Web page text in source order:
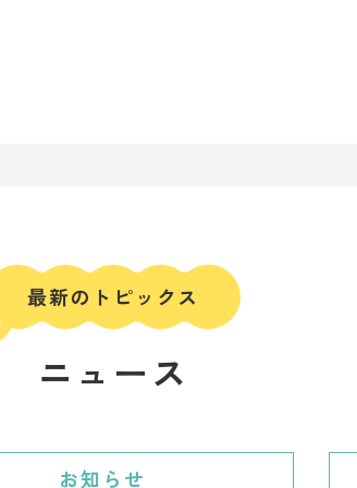
ニュース
お知らせ